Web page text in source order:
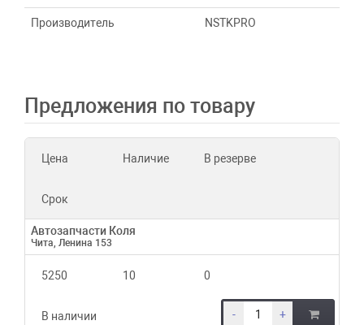
Производитель NSTKPRO
Предложения по товару
Цена Наличие В резерве
Срок
Автозапчасти Коля
Чита, Ленина 153
5250 10 0
В наличии - +